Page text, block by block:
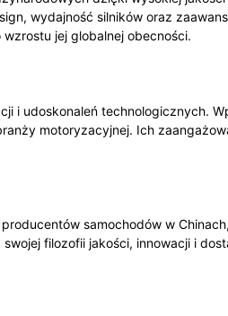
wydajność silników oraz
jej globalnej obecności.
i udoskonaleń technologicznych.
motoryzacyjnej. Ich
samochodów w
filozofii jakości, innowacji i